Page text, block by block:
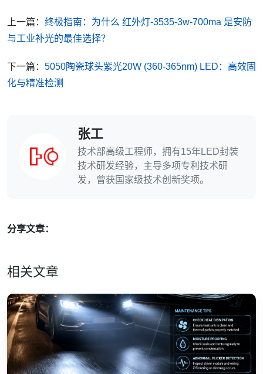
上一篇： 终极指南：为什么 红外灯-3535-3w-700ma 是安防
与工业补光的最佳选择？
下一篇： 5050陶瓷球头紫光20W (360-365nm) LED：高效固
化与精准检测
张工
技术部高级工程师，拥有15年LED封装
技术研发经验，主导多项专利技术研
发，曾获国家级技术创新奖项。
分享文章：
相关文章